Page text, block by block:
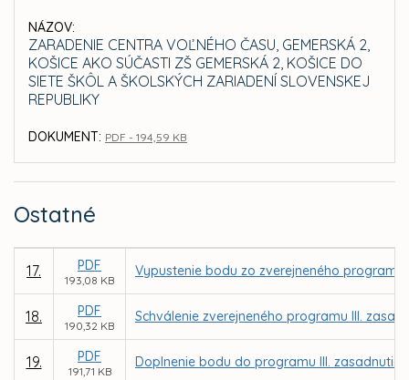
NÁZOV:
ZARADENIE CENTRA VOĽNÉHO ČASU, GEMERSKÁ 2,
KOŠICE AKO SÚČASTI ZŠ GEMERSKÁ 2, KOŠICE DO
SIETE ŠKÔL A ŠKOLSKÝCH ZARIADENÍ SLOVENSKEJ
REPUBLIKY
DOKUMENT: PDF - 194,59 KB
Ostatné
17. PDF
193,08 KB
Vypustenie bodu zo zverejneného programu
18. PDF
190,32 KB
Schválenie zverejneného programu III.
19. PDF
191,71 KB
Doplnenie bodu do programu III. zasadnutia